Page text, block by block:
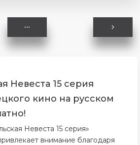
Невеста 15 серия
кино на русском
Невеста 15 серия»
внимание благодаря